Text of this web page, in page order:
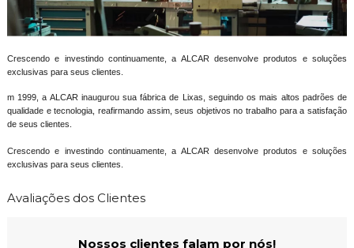
Crescendo e investindo continuamente, a ALCAR desenvolve produtos e soluções
exclusivas para seus clientes.
m 1999, a ALCAR inaugurou sua fábrica de Lixas, seguindo os mais altos padrões de
qualidade e tecnologia, reafirmando assim, seus objetivos no trabalho para a satisfação
de seus clientes.
Crescendo e investindo continuamente, a ALCAR desenvolve produtos e soluções
exclusivas para seus clientes.
Avaliações dos Clientes
Nossos clientes falam por nós!